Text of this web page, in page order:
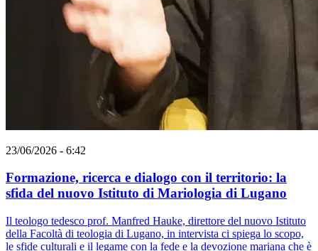
23/06/2026 - 6:42
Formazione, ricerca e dialogo con il territorio: la
sfida del nuovo Istituto di Mariologia di Lugano
Il teologo tedesco prof. Manfred Hauke, direttore del nuovo Istituto
della Facoltà di teologia di Lugano, in intervista ci spiega lo scopo,
le sfide culturali e il legame con la fede e la devozione mariana che è